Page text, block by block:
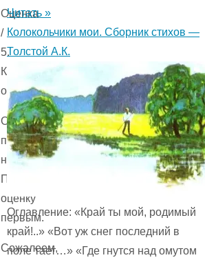
Оценка
/
5.
Количестов
оценок
Оценок
пока
нет.
Поставьте
оценку
первым.
Сожалеем,
Читать »
Колокольчики мои. Сборник стихов —
Толстой А.К.
Оглавление: «Край ты мой, родимый
край!..» «Вот уж снег последний в
поле тает…» «Где гнутся над омутом